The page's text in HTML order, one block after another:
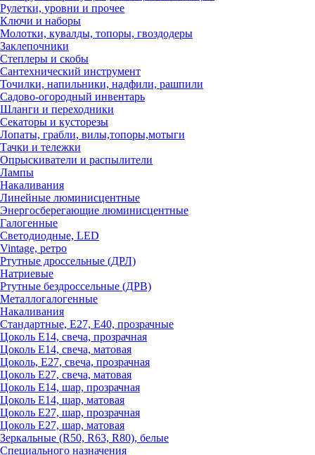
Рулетки, уровни и прочее
Ключи и наборы
Молотки, кувалды, топоры, гвоздодеры
Заклепочники
Степлеры и скобы
Сантехнический инструмент
Точилки, напильники, надфили, рашпили
Садово-огородный инвентарь
Шланги и переходники
Секаторы и кусторезы
Лопаты, грабли, вилы,топоры,мотыги
Тачки и тележки
Опрыскиватели и распылители
Лампы
Накаливания
Линейные люминисцентные
Энергосберегающие люминисцентные
Галогенные
Светодиодные, LED
Vintage, ретро
Ртутные дроссельные (ДРЛ)
Натриевые
Ртутные бездроссельные (ДРВ)
Металлогалогенные
Накаливания
Стандартные, Е27, Е40, прозрачные
Цоколь Е14, свеча, прозрачная
Цоколь Е14, свеча, матовая
Цоколь, Е27, свеча, прозрачная
Цоколь Е27, свеча, матовая
Цоколь Е14, шар, прозрачная
Цоколь Е14, шар, матовая
Цоколь Е27, шар, прозрачная
Цоколь Е27, шар, матовая
Зеркальные (R50, R63, R80), белые
Специального назначения